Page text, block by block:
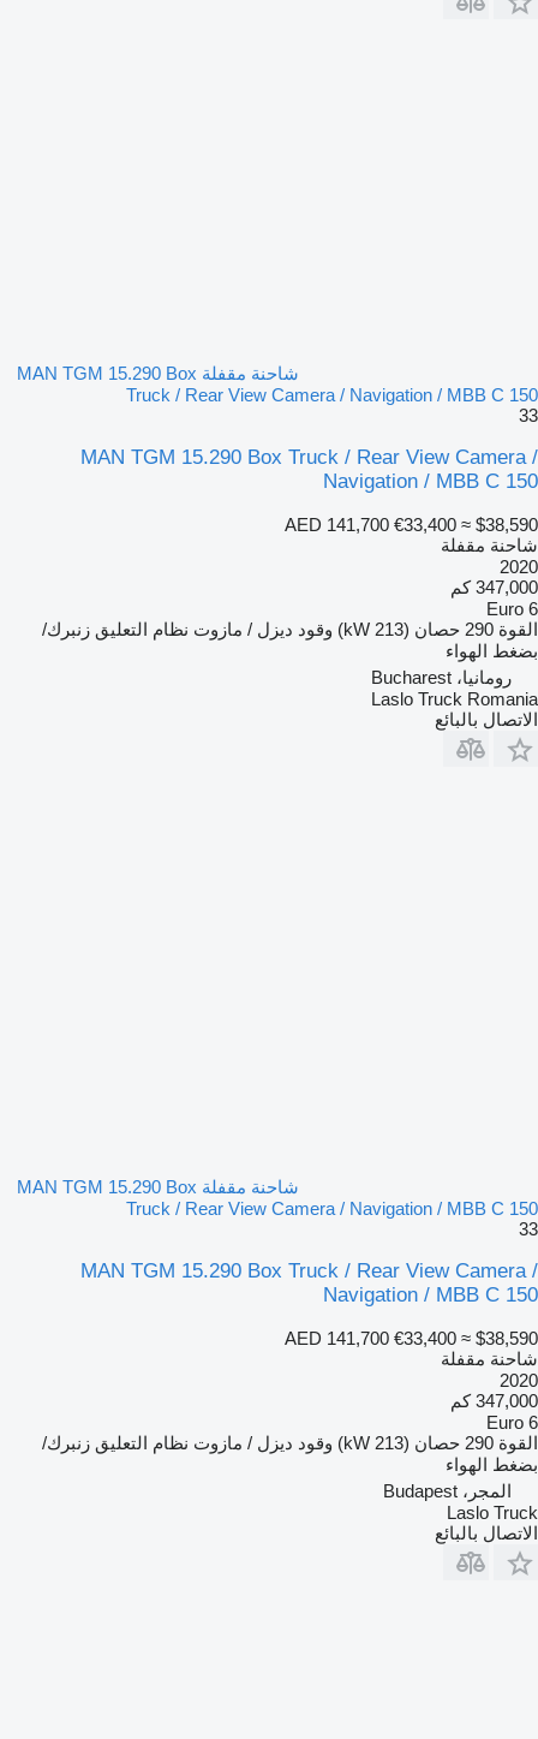
شاحنة مقفلة MAN TGM 15.290 Box
Truck / Rear View Camera / Navigation / MBB C 150
33
MAN TGM 15.290 Box Truck / Rear View Camera /
Navigation / MBB C 150
AED 141,700 €33,400 ≈ $38,590
شاحنة مقفلة
2020
347,000 كم
Euro 6
القوة 290 حصان (213 kW) وقود ديزل / مازوت نظام التعليق زنبرك/
بضغط الهواء
رومانيا، Bucharest
Laslo Truck Romania
الاتصال بالبائع
شاحنة مقفلة MAN TGM 15.290 Box
Truck / Rear View Camera / Navigation / MBB C 150
33
MAN TGM 15.290 Box Truck / Rear View Camera /
Navigation / MBB C 150
AED 141,700 €33,400 ≈ $38,590
شاحنة مقفلة
2020
347,000 كم
Euro 6
القوة 290 حصان (213 kW) وقود ديزل / مازوت نظام التعليق زنبرك/
بضغط الهواء
المجر، Budapest
Laslo Truck
الاتصال بالبائع